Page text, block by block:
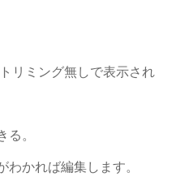
リミング無しで表示され
。
かれば編集します。